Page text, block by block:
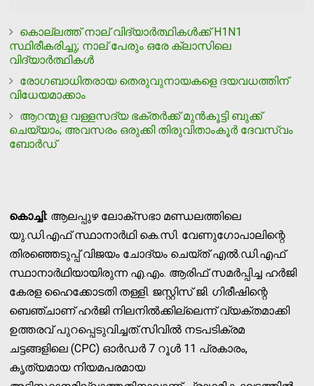
കൊല്ലത്ത് നാല് വിദ്യാര്‍ത്ഥികള്‍ക്ക് H1N1
സ്ഥിരീകരിച്ചു; നാല് പേരും ഒരേ ക്ലാസിലെ
വിദ്യാര്‍ത്ഥികൾ
രോഗബാധിതരായ തെരുവുനായകളെ ദയവധത്തിന്
വിധേയമാക്കാം
ആറന്മുള വള്ളസദ്യ ഭക്തർക്ക് മുൻകൂട്ടി ബുക്ക്
ചെയ്യാം; അവസരം ഒരുക്കി തിരുവിതാംകൂർ ദേവസ്വം
ബോർഡ്
കൊച്ചി: ആലപ്പുഴ ലോക്‌സഭാ മണ്ഡലത്തിലെ
യു.ഡി.എഫ് സ്ഥാനാർഥി കെ.സി. വേണുഗോപാലിന്റെ
തിരഞ്ഞെടുപ്പ് വിജയം ചോദ്യം ചെയ്ത് എൽ.ഡി.എഫ്
സ്ഥാനാർഥിയായിരുന്ന എ.എം. ആരിഫ് സമർപ്പിച്ച ഹർജി
കേരള ഹൈക്കോടതി തള്ളി. ജസ്റ്റിസ് ജി. ഗിരീഷിന്റെ
ബെഞ്ചാണ് ഹർജി നിലനിൽക്കില്ലെന്ന് വ്യക്തമാക്കി
ഉത്തരവ് പുറപ്പെടുവിച്ചത്.സിവിൽ നടപടിക്രമ
ചട്ടങ്ങളിലെ (CPC) ഓർഡർ 7 റൂൾ 11 പ്രകാരം,
കൃത്യമായ നിയമപരമായ